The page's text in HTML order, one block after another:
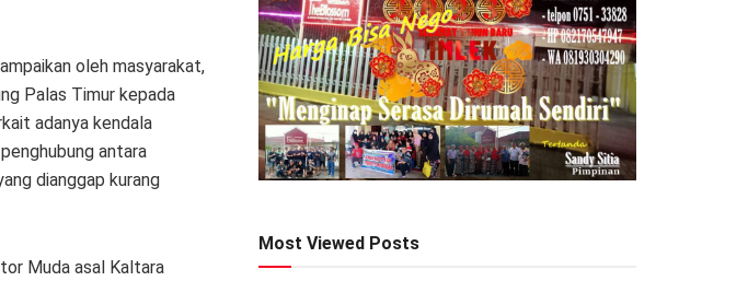
oleh masyarakat,
Palas Timur kepada
adanya kendala
antara
dianggap kurang
Muda asal Kaltara
Most Viewed Posts